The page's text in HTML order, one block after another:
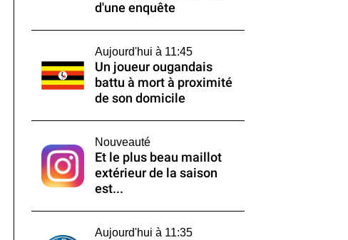
d'une enquête
Aujourd'hui à 11:45
Un joueur ougandais
battu à mort à proximité
de son domicile
Nouveauté
Et le plus beau maillot
extérieur de la saison
est...
Aujourd'hui à 11:35